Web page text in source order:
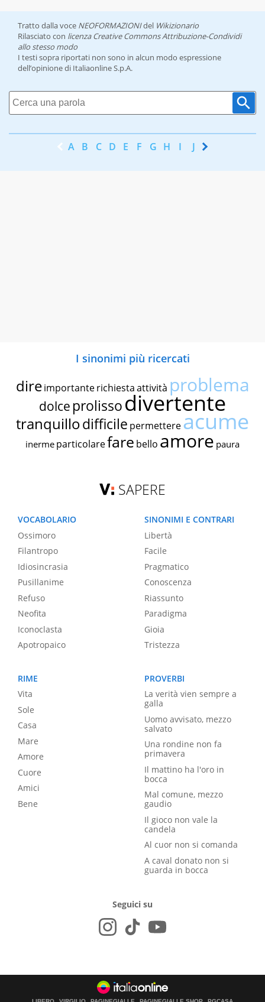
Tratto dalla voce NEOFORMAZIONIdel Wikizionario
Rilasciato con licenza Creative Commons Attribuzione-Condividi
allo stesso modo
I testi sopra riportati non sono in alcun modo espressione
dell’opinione di Italiaonline S.p.A.
A B C D E F G H I J K
I sinonimi più ricercati
dire importante richiestaattività problema
dolce prolissodivertente
tranquillodifficile permettereacume
inerme particolarefare bello amore paura
SAPERE
VOCABOLARIO
Ossimoro
Filantropo
Idiosincrasia
Pusillanime
Refuso
Neofita
Iconoclasta
Apotropaico
SINONIMI E CONTRARI
Libertà
Facile
Pragmatico
Conoscenza
Riassunto
Paradigma
Gioia
Tristezza
RIME
Vita
Sole
Casa
Mare
Amore
Cuore
Amici
Bene
PROVERBI
La verità vien sempre a
galla
Uomo avvisato, mezzo
salvato
Una rondine non fa
primavera
Il mattino ha l'oro in
bocca
Mal comune, mezzo
gaudio
Il gioco non vale la
candela
Al cuor non si comanda
A caval donato non si
guarda in bocca
Seguici su